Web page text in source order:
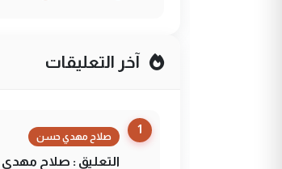
آخر التعليقات
1
صلاح مهدي حسن
التعليق : صلاح